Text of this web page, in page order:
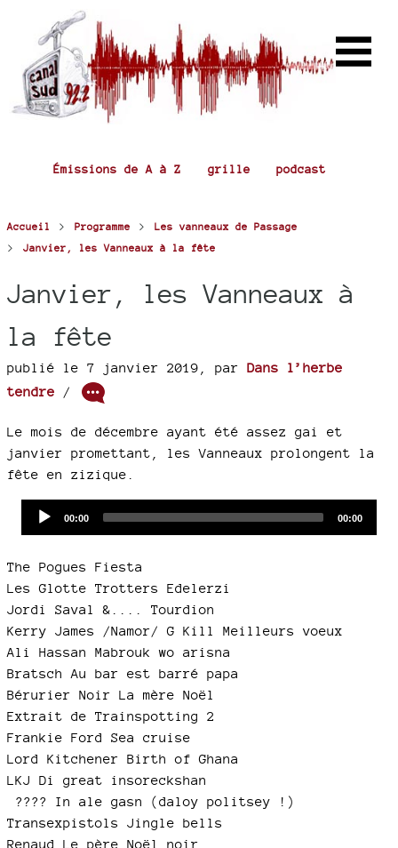
Émissions de A à Z grille podcast
Accueil > Programme > Les vanneaux de Passage
> Janvier, les Vanneaux à la fête
Janvier, les Vanneaux à
la fête
publié le 7 janvier 2019 par Dans l’herbe
tendre /
Le mois de décembre ayant été assez gai et
janvier promettant, les Vanneaux prolongent la
fête en zizique.
Current
00:00
Total
00:00
The Pogues Fiesta
Les Glotte Trotters Edelerzi
Jordi Saval &.... Tourdion
Kerry James /Namor/ G Kill Meilleurs voeux
Ali Hassan Mabrouk wo arisna
Bratsch Au bar est barré papa
Bérurier Noir La mère Noël
Extrait de Trainspotting 2
Frankie Ford Sea cruise
Lord Kitchener Birth of Ghana
LKJ Di great insoreckshan
???? In ale gasn (daloy politsey !)
Transexpistols Jingle bells
Renaud Le père Noël noir